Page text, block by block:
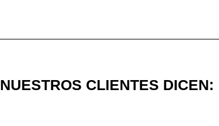
NUESTROS CLIENTES DICEN: